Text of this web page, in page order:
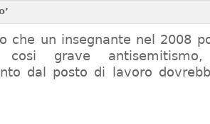
che un insegnante nel 2008
grave
dal posto di lavoro